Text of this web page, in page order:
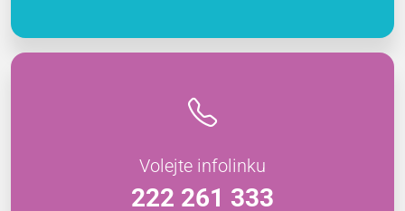
Volejte infolinku
222 261 333